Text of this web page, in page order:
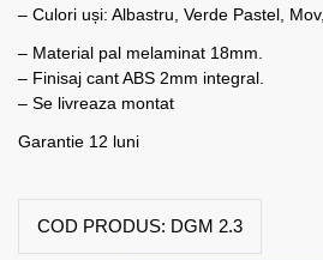
– Culori uși: Albastru, Verde Pastel,
– Material pal melaminat 18mm.
– Finisaj cant ABS 2mm integral.
– Se livreaza montat
Garantie 12 luni
COD PRODUS: DGM 2.3